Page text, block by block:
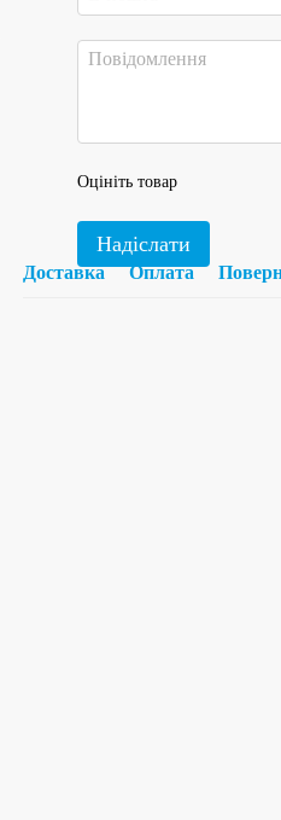
Оцініть товар
Надіслати
Доставка Оплата